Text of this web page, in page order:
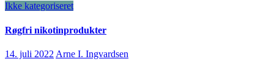
Ikke kategoriseret
Røgfri nikotinprodukter
14. juli 2022 Arne I. Ingvardsen